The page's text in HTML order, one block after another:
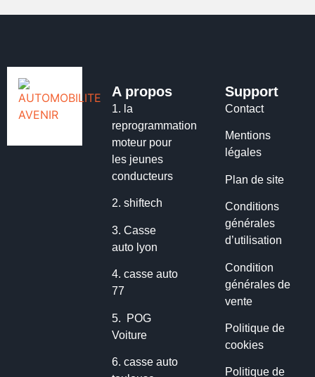
A propos
1. la
reprogrammation
moteur pour
les jeunes
conducteurs
2.shiftech
3.Casse
auto lyon
4.casse auto
77
5. POG
Voiture
6.casse auto
Support
Contact
Mentions
légales
Plan de site
Conditions
générales
d’utilisation
Condition
générales de
vente
Politique de
cookies
Politique de